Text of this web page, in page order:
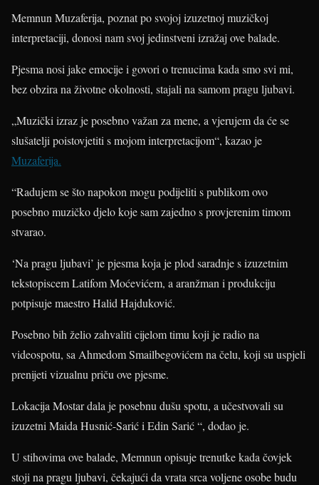
Memnun Muzaferija, poznat po svojoj izuzetnoj muzičkoj
interpretaciji, donosi nam svoj jedinstveni izražaj ove balade.
Pjesma nosi jake emocije i govori o trenucima kada smo svi mi,
bez obzira na životne okolnosti, stajali na samom pragu ljubavi.
„Muzički izraz je posebno važan za mene, a vjerujem da će se
slušatelji poistovjetiti s mojom interpretacijom“, kazao je
Muzaferija.
“Radujem se što napokon mogu podijeliti s publikom ovo
posebno muzičko djelo koje sam zajedno s provjerenim timom
stvarao.
‘Na pragu ljubavi’ je pjesma koja je plod saradnje s izuzetnim
tekstopiscem Latifom Moćevićem, a aranžman i produkciju
potpisuje maestro Halid Hajduković.
Posebno bih želio zahvaliti cijelom timu koji je radio na
videospotu, sa Ahmedom Smailbegovićem na čelu, koji su uspjeli
prenijeti vizualnu priču ove pjesme.
Lokacija Mostar dala je posebnu dušu spotu, a učestvovali su
izuzetni Maida Husnić-Sarić i Edin Sarić “, dodao je.
U stihovima ove balade, Memnun opisuje trenutke kada čovjek
stoji na pragu ljubavi, čekajući da vrata srca voljene osobe budu